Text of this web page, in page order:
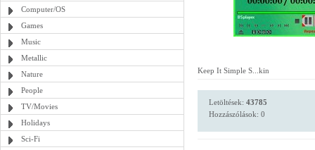
Computer/OS
Games
Music
Metallic
Nature
People
TV/Movies
Holidays
Sci-Fi
Keep It Simple S...kin
Letöltések: 43785
Hozzászólások: 0